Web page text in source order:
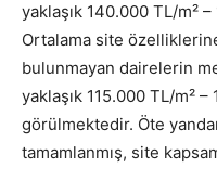
yaklaşık 140.000 TL/m² –
Ortalama site
bulunmayan dairelerin
yaklaşık 115.000 TL/m²
görülmektedir. Öte
tamamlanmış, site